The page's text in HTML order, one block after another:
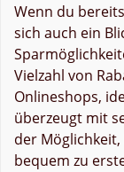
Wenn du
sich auch ein
Vielzahl von
Onlineshops,
überzeugt mit
der
bequem zu